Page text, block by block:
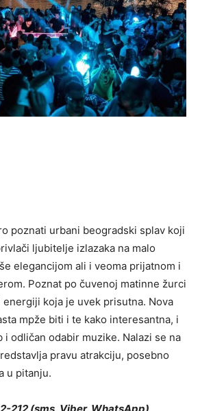
poznati urbani beogradski splav koji
ljubitelje izlazaka na malo
elegancijom ali i veoma prijatnom i
Poznat po čuvenoj matinne žurci
koja je uvek prisutna. Nova
mpže biti i te kako interesantna, i
i odličan odabir muzike. Nalazi se na
pravu atrakciju, posebno
u pitanju.